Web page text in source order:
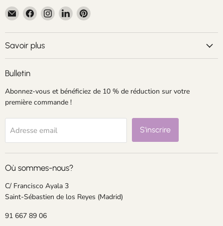
Email
Centroartesano
Trouvez-
nous
sur
Facebook
Trouvez-
nous
sur
Trouvez-
nous
sur
Trouvez-
sur
Savoir plus
Bulletin
Abonnez-vous et bénéficiez de 10 % de réduction sur votre
première commande !
Adresse email S'inscrire
Où sommes-nous?
C/ Francisco Ayala 3
Saint-Sébastien de los Reyes (Madrid)
91 667 89 06